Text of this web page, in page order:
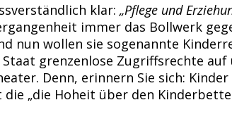
klar: „Pflege und
immer das Bollwerk
nun wollen sie sogenannte
grenzenlose Zugriffsrechte
Denn, erinnern Sie sich:
„die Hoheit über den